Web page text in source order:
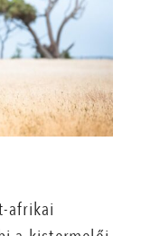
afrikai